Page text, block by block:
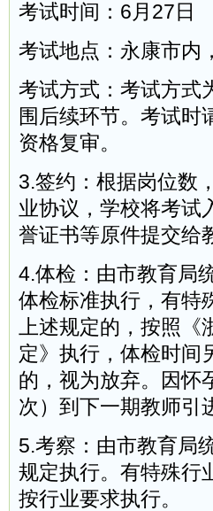
考试时间：6月27日
考试地点：永康市内
考试方式：考试方式
围后续环节。考试时
资格复审。
3.签约：根据岗位数
业协议，学校将考试
誉证书等原件提交给
4.体检：由市教育局
体检标准执行，有特
上述规定的，按照《
定》执行，体检时间
的，视为放弃。因怀
次）到下一期教师引
5.考察：由市教育局
规定执行。有特殊行
按行业要求执行。